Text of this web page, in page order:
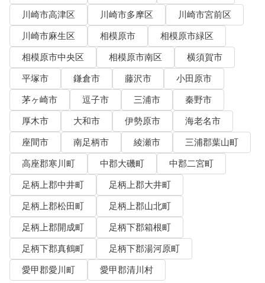
川崎市高津区
川崎市多摩区
川崎市宮前区
川崎市麻生区
相模原市
相模原市緑区
相模原市中央区
相模原市南区
横須賀市
平塚市
鎌倉市 藤沢市
小田原市
茅ヶ崎市
逗子市 三浦市
秦野市
厚木市
大和市 伊勢原市
海老名市
座間市
南足柄市 綾瀬市
三浦郡葉山町
高座郡寒川町
中郡大磯町
中郡二宮町
足柄上郡中井町
足柄上郡大井町
足柄上郡松田町
足柄上郡山北町
足柄上郡開成町
足柄下郡箱根町
足柄下郡真鶴町
足柄下郡湯河原町
愛甲郡愛川町
愛甲郡清川村